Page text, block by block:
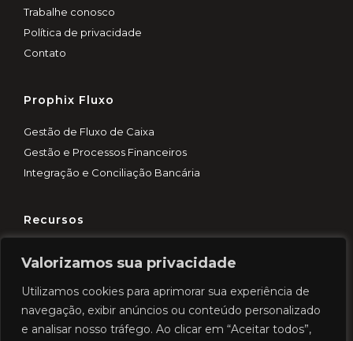
Valorizamos sua privacidade
Utilizamos cookies para aprimorar sua experiência de
navegação, exibir anúncios ou conteúdo personalizado
e analisar nosso tráfego. Ao clicar em “Aceitar todos”,
Trabalhe conosco
Política de privacidade
Contato
Prophix Fluxo
Gestão de Fluxo de Caixa
Gestão e Processos Financeiros
Integração e Conciliação Bancária
Recursos
Blog
Demo rápida
Cases